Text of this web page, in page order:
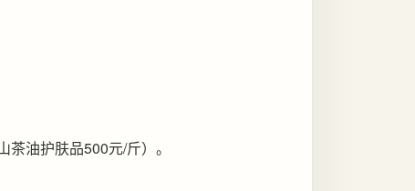
油护肤品500元/斤）。